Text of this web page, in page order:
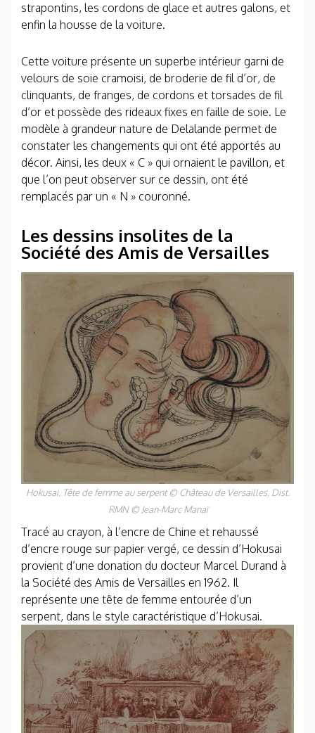
strapontins, les cordons de glace et autres galons, et
enfin la housse de la voiture.
Cette voiture présente un superbe intérieur garni de
velours de soie cramoisi, de broderie de fil d’or, de
clinquants, de franges, de cordons et torsades de fil
d’or et possède des rideaux fixes en faille de soie. Le
modèle à grandeur nature de Delalande permet de
constater les changements qui ont été apportés au
décor. Ainsi, les deux « C » qui ornaient le pavillon, et
que l’on peut observer sur ce dessin, ont été
remplacés par un « N » couronné.
Les dessins insolites de la
Société des Amis de Versailles
Hokusai, Tête de femme au serpent© Château de Versailles, Dist.
RMN © Jean-Marc Manaï
Tracé au crayon, à l’encre de Chine et rehaussé
d’encre rouge sur papier vergé, ce dessin d’Hokusai
provient d’une donation du docteur Marcel Durand à
la Société des Amis de Versailles en 1962. Il
représente une tête de femme entourée d’un
serpent, dans le style caractéristique d’Hokusai.